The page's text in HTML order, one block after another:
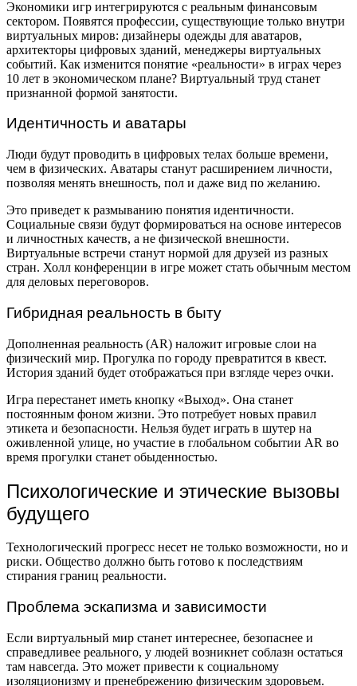
Экономики игр интегрируются с реальным финансовым
сектором. Появятся профессии, существующие только внутри
виртуальных миров: дизайнеры одежды для аватаров,
архитекторы цифровых зданий, менеджеры виртуальных
событий. Как изменится понятие «реальности» в играх через
10 лет в экономическом плане? Виртуальный труд станет
признанной формой занятости.
Идентичность и аватары
Люди будут проводить в цифровых телах больше времени,
чем в физических. Аватары станут расширением личности,
позволяя менять внешность, пол и даже вид по желанию.
Это приведет к размыванию понятия идентичности.
Социальные связи будут формироваться на основе интересов
и личностных качеств, а не физической внешности.
Виртуальные встречи станут нормой для друзей из разных
стран. Холл конференции в игре может стать обычным местом
для деловых переговоров.
Гибридная реальность в быту
Дополненная реальность (AR) наложит игровые слои на
физический мир. Прогулка по городу превратится в квест.
История зданий будет отображаться при взгляде через очки.
Игра перестанет иметь кнопку «Выход». Она станет
постоянным фоном жизни. Это потребует новых правил
этикета и безопасности. Нельзя будет играть в шутер на
оживленной улице, но участие в глобальном событии AR во
время прогулки станет обыденностью.
Психологические и этические вызовы
будущего
Технологический прогресс несет не только возможности, но и
риски. Общество должно быть готово к последствиям
стирания границ реальности.
Проблема эскапизма и зависимости
Если виртуальный мир станет интереснее, безопаснее и
справедливее реального, у людей возникнет соблазн остаться
там навсегда. Это может привести к социальному
изоляционизму и пренебрежению физическим здоровьем.